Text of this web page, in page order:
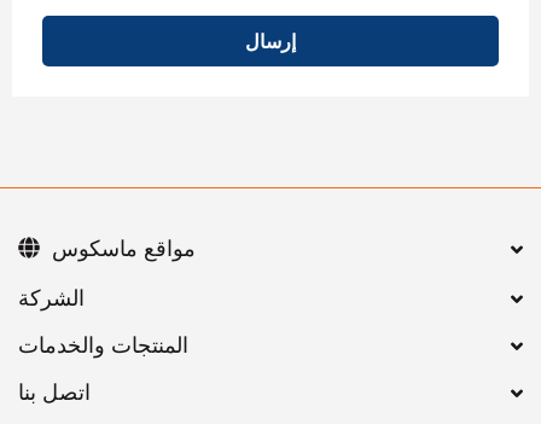
إرسال
اتصل بنا
مواقع ماسكوس